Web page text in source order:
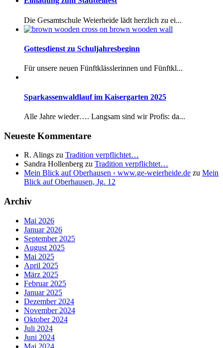
Die Gesamtschule Weierheide lädt herzlich zu ei...
Gottesdienst zu Schuljahresbeginn
Für unsere neuen Fünftklässlerinnen und Fünftkl...
Sparkassenwaldlauf im Kaisergarten 2025
Alle Jahre wieder…. Langsam sind wir Profis: da...
Neueste Kommentare
R. Alings zu Tradition verpflichtet…
Sandra Hollenberg zu Tradition verpflichtet…
Mein Blick auf Oberhausen ‹ www.ge-weierheide.de zu Mein
Blick auf Oberhausen, Jg. 12
Archiv
Mai 2026
Januar 2026
September 2025
August 2025
Mai 2025
April 2025
März 2025
Februar 2025
Januar 2025
Dezember 2024
November 2024
Oktober 2024
Juli 2024
Juni 2024
Mai 2024